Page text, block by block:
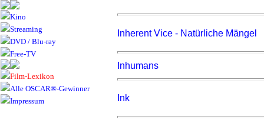
Inherent Vice - Natürliche Mängel
Inhumans
Ink
Kino
Streaming
DVD / Blu-ray
Free-TV
Film-Lexikon
Alle OSCAR®-Gewinner
Impressum